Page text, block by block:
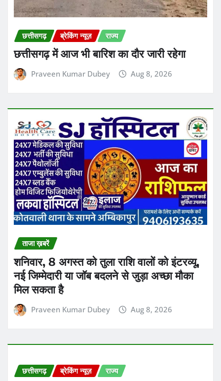
छत्तीसगढ़ ब्रेकिंग न्यूज़ राज्य
छत्तीसगढ़ में आज भी बारिश का दौर जारी रहेगा
Praveen Kumar Dubey Aug 8, 2026
ताजा ख़बरें
शनिवार, 8 अगस्त को तुला राशि वालों को इंटरव्यू,
नई जिम्मेदारी या जॉब बदलने से जुड़ा अच्छा मौका
मिल सकता है
Praveen Kumar Dubey Aug 8, 2026
छत्तीसगढ़ ब्रेकिंग न्यूज़ राज्य